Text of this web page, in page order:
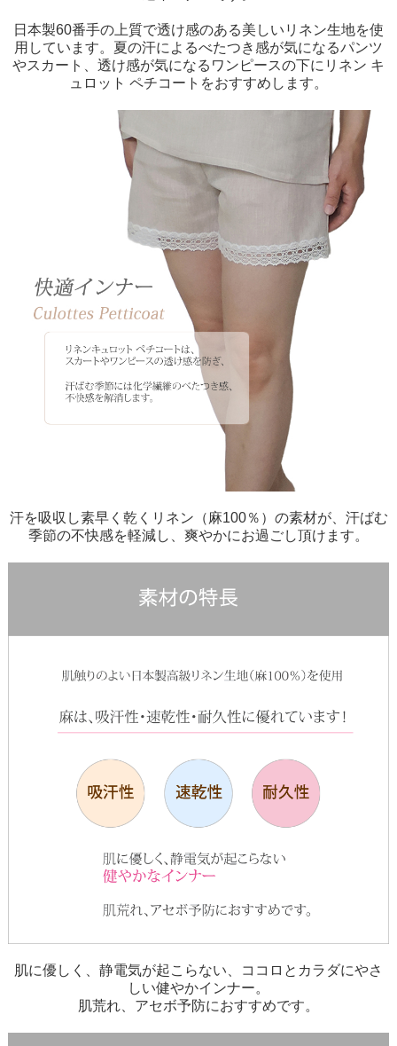
日本製60番手の上質で透け感のある美しいリネン生地を使
用しています。夏の汗によるべたつき感が気になるパンツ
やスカート、透け感が気になるワンピースの下にリネン キ
ュロット ペチコートをおすすめします。
汗を吸収し素早く乾くリネン（麻100％）の素材が、汗ばむ
季節の不快感を軽減し、爽やかにお過ごし頂けます。
肌に優しく、静電気が起こらない、ココロとカラダにやさ
しい健やかインナー。
肌荒れ、アセボ予防におすすめです。